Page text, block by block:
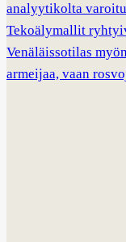
analyytikolta
Tekoälymallit
Venäläissotilas
armeijaa, vaan